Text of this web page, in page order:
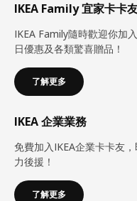
IKEA Family 宜家卡卡
IKEA Family隨時歡迎你加
日優惠及各類驚喜贈品！
了解更多
IKEA 企業業務
免費加入IKEA企業卡卡友
力後援！
了解更多